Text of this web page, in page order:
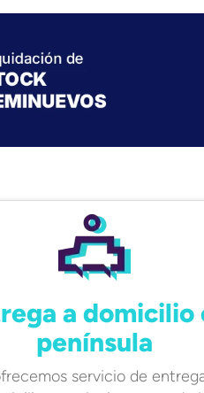
a domicilio
península
servicio de